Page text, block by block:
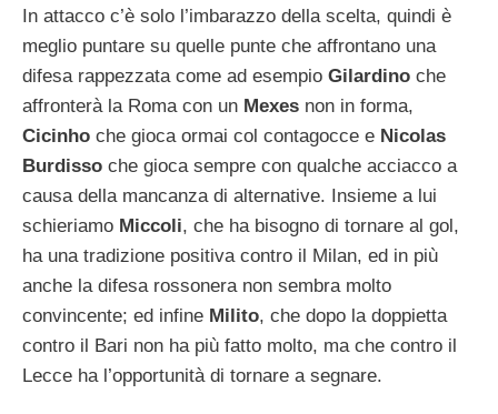
In attacco c’è solo l’imbarazzo della scelta, quindi è
meglio puntare su quelle punte che affrontano una
difesa rappezzata come ad esempio Gilardino che
affronterà la Roma con un Mexes non in forma,
Cicinho che gioca ormai col contagocce e Nicolas
Burdisso che gioca sempre con qualche acciacco a
causa della mancanza di alternative. Insieme a lui
schieriamo Miccoli, che ha bisogno di tornare al gol,
ha una tradizione positiva contro il Milan, ed in più
anche la difesa rossonera non sembra molto
convincente; ed infine Milito, che dopo la doppietta
contro il Bari non ha più fatto molto, ma che contro il
Lecce ha l’opportunità di tornare a segnare.